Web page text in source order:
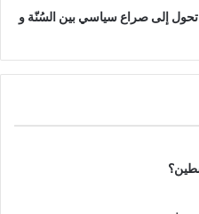
تحول إلى صراع سياسي بين السُنّة و